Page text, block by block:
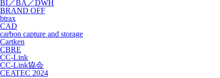
BI／BA／DWH
BRAND OFF
btrax
CAD
carbon capture and storage
Cartken
CBRE
CC-Link
CC-Link協会
CEATEC 2024